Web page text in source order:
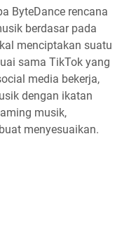
ByteDance rencana
berdasar pada
menciptakan suatu
sama TikTok yang
media bekerja,
dengan ikatan
musik,
menyesuaikan.